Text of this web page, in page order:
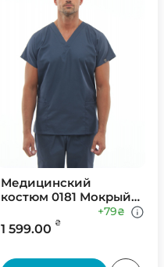
Медицинский
костюм 0181 Мокрый
1 599.00 ₴
+79₴